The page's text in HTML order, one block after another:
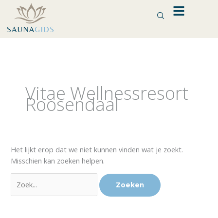
de
inhoud
Vitae Wellnessresort
Roosendaal
Het lijkt erop dat we niet kunnen vinden wat je zoekt.
Misschien kan zoeken helpen.